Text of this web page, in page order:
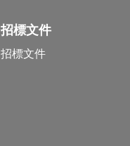
招標文件
招標文件